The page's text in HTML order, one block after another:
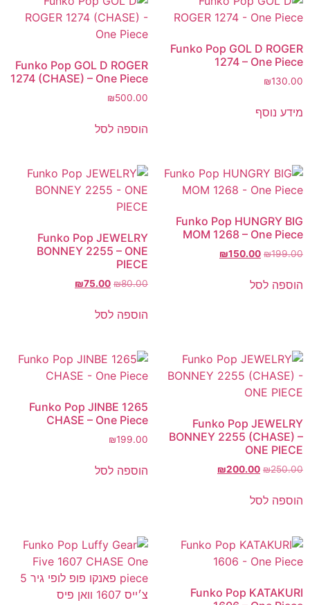
Funko Pop GOL D ROGER
1274 – One Piece
₪130.00
מידע נוסף
Funko Pop GOL D ROGER
1274 (CHASE) – One Piece
₪500.00
הוספה לסל
Funko Pop HUNGRY BIG
MOM 1268 – One Piece
₪199.00
₪150.00
הוספה לסל
Funko Pop JEWELRY
BONNEY 2255 – ONE
PIECE
₪80.00
₪75.00
הוספה לסל
Funko Pop JEWELRY
BONNEY 2255 (CHASE) –
ONE PIECE
₪250.00
₪200.00
הוספה לסל
Funko Pop JINBE 1265
CHASE – One Piece
₪199.00
הוספה לסל
Funko Pop KATAKURI